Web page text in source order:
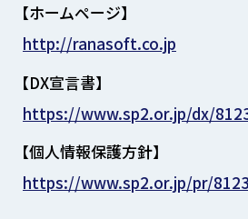
【ホームページ】
http://ranasoft.co.jp
【DX宣言書】
https://www.sp2.or.jp/dx/
【個人情報保護方針】
https://www.sp2.or.jp/pr/